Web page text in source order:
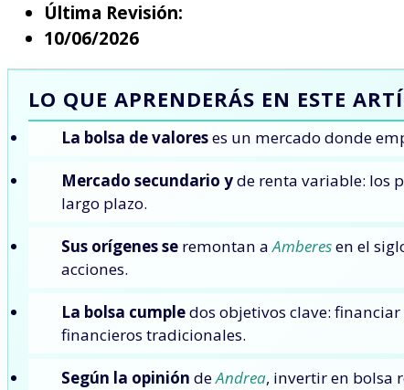
Última Revisión:
10/06/2026
LO QUE APRENDERÁS EN ESTE
La bolsa de valoreses un mercado donde
Mercado secundario yde renta variable: los
largo plazo.
Sus orígenes se remontan aAmberesen el
acciones.
La bolsa cumpledos objetivos clave:
financieros tradicionales.
Según la opinión deAndrea, invertir en bolsa